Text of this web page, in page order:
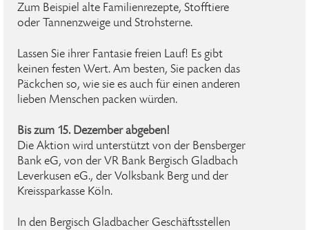
Zum Beispiel alte Familienrezepte, Stofftiere
oder Tannenzweige und Strohsterne.
Lassen Sie ihrer Fantasie freien Lauf! Es gibt
keinen festen Wert. Am besten, Sie packen das
Päckchen so, wie sie es auch für einen anderen
lieben Menschen packen würden.
Bis zum 15. Dezember abgeben!
Die Aktion wird unterstützt von der Bensberger
Bank eG, von der VR Bank Bergisch Gladbach
Leverkusen eG., der Volksbank Berg und der
Kreissparkasse Köln.
In den Bergisch Gladbacher Geschäftsstellen